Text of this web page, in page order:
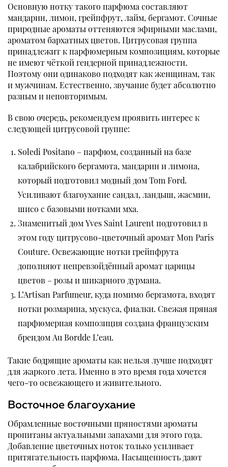
Основную нотку такого парфюма составляют
мандарин, лимон, грейпфрут, лайм, бергамот. Сочные
природные ароматы оттеняются эфирными маслами,
ароматом бархатных цветов. Цитрусовая группа
принадлежит к парфюмерным композициям, которые
не имеют чёткой гендерной принадлежности.
Поэтому они одинаково подходят как женщинам, так
и мужчинам. Естественно, звучание будет абсолютно
разным и неповторимым.
В свою очередь, рекомендуем проявить интерес к
следующей цитрусовой группе:
Soledi Positano – парфюм, созданный на базе
калабрийского бергамота, мандарин и лимона,
который подготовил модный дом Tom Ford.
Усиливают благоухание сандал, ландыш, жасмин,
шисо с базовыми нотками мха.
Знаменитый дом Yves Saint Laurent подготовил в
этом году цитрусово-цветочный аромат Mon Paris
Couture. Освежающие нотки грейпфрута
дополняют непревзойдённый аромат царицы
цветов – розы и шикарного дурмана.
L’Artisan Parfumeur, куда помимо бергамота, входят
нотки розмарина, мускуса, фиалки. Свежая пряная
парфюмерная композиция создана французским
брендом Au Bordde L’eau.
Такие бодрящие ароматы как нельзя лучше подходят
для жаркого лета. Именно в это время года хочется
чего-то освежающего и живительного.
Восточное благоухание
Обрамленные восточными пряностями ароматы
пропитаны актуальными запахами для этого года.
Добавление цветочных ноток только усиливает
притягательность парфюма. Насыщенность дают